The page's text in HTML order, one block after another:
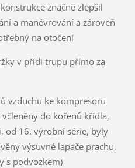
značně zlepšil
a manévrování a zároveň
na otočení
v přídi trupu přímo za
vzduchu ke kompresoru
do kořenů křídla,
od 16. výrobní série, byly
výsuvné lapače prachu,
s podvozkem)